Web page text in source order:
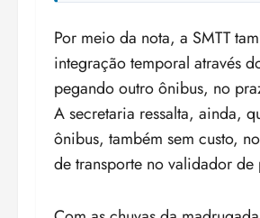
Por meio da nota, a SMTT
integração temporal através
pegando outro ônibus, no
A secretaria ressalta, ainda,
ônibus, também sem custo,
de transporte no validador de